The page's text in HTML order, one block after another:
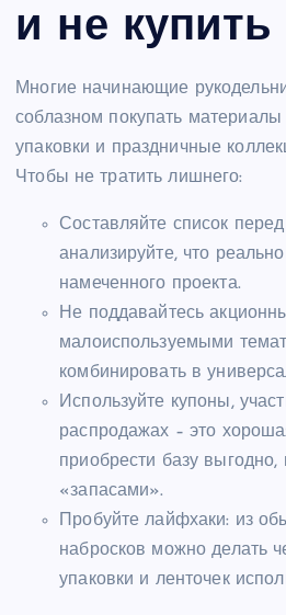
и не
Многие начинающие
соблазном покупать
упаковки и праздничные
Чтобы не тратить лишнего:
Составляйте список
анализируйте, что
намеченного проекта.
Не поддавайтесь
малоиспользуемыми
комбинировать в
Используйте купоны,
распродажах – это
приобрести базу
«запасами».
Пробуйте лайфхаки: из
набросков можно делать
упаковки и ленточек